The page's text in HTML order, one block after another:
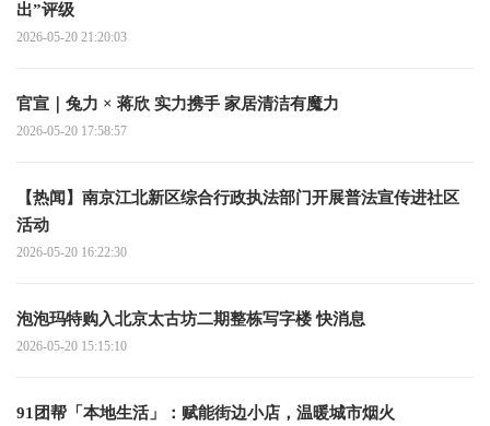
出”评级
2026-05-20 21:20:03
官宣｜兔力 × 蒋欣 实力携手 家居清洁有魔力
2026-05-20 17:58:57
【热闻】南京江北新区综合行政执法部门开展普法宣传进社区
活动
2026-05-20 16:22:30
泡泡玛特购入北京太古坊二期整栋写字楼 快消息
2026-05-20 15:15:10
91团帮「本地生活」：赋能街边小店，温暖城市烟火